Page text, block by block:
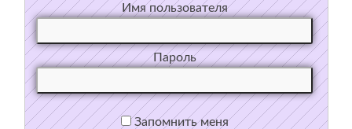
Имя пользователя
Пароль
Запомнить меня